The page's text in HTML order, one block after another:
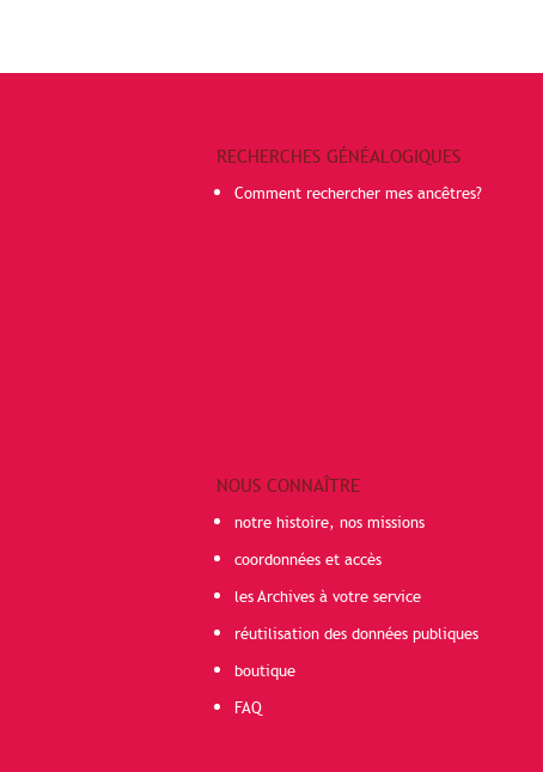
RECHERCHES GÉNÉALOGIQUES
Comment rechercher mes ancêtres?
NOUS CONNAÎTRE
notre histoire, nos missions
coordonnées et accès
les Archives à votre service
réutilisation des données publiques
boutique
FAQ